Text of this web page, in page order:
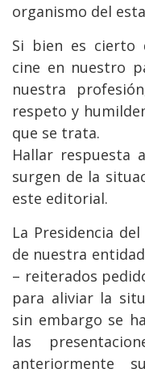
organismo del
Si bien es cierto
cine en nuestro
nuestra
respeto y
que se trata.
Hallar respuesta
surgen de la
este editorial.
La Presidencia
de nuestra
– reiterados
para aliviar la
sin embargo se
las
anteriormente